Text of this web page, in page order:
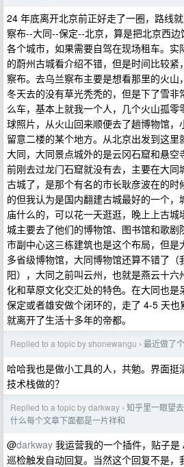
24 年底离开北京前正好走了一圈，路线
察布--大同--保定--北京，算是把北京西
各个城市，如果需要自驾在现场租车。实
的蔚州古城看介绍不错，但是时间比较紧
察布。去乌兰察布主要是想看那里的火
冬天去的没有草光秃秃的，但是下了雪
么车，基本上就我一个人，几个火山孤零
球照片，从火山回来顺便去了趟博物馆
留意二楼的某个地方。从北京出发到这
大同，大同景点城外的是云冈石窟和悬空
前刚去过龙门石窟就没有去，主要在大
古城了，是那个有名的市长耿彦波在的
的但我认为是国内翻建古城最好的一个
庙什么的，可以花一天逛逛，晚上上古
城主要去了他们的博物馆、图书馆和歌
市副中心这三栋建筑也是这个布局，但是
多省级博物馆，大同博物馆还算不错了
阳），大同之前叫云州，也就是燕云十
化和草原文化交汇处的特色。在大同也
保定或者雄安做个闭环的，走了 4-5 天
就离开了生活十多年的帝都。
Replied to a topic by shonewangu › 最近做了
哈哈我也是做小工具的人，共勉。界面挺
技术栈做的？
Replied to a topic by darkway › 知乎里一眼望
什么每个文章下面都是一片祥和
@darkway 我运营我的一个插件，贴子
巡检触发自动回复。当然这个回复不是